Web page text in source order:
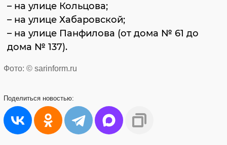
– на улице Кольцова;
– на улице Хабаровской;
– на улице Панфилова (от дома № 61 до
дома № 137).
Фото: © sarinform.ru
Поделиться новостью: